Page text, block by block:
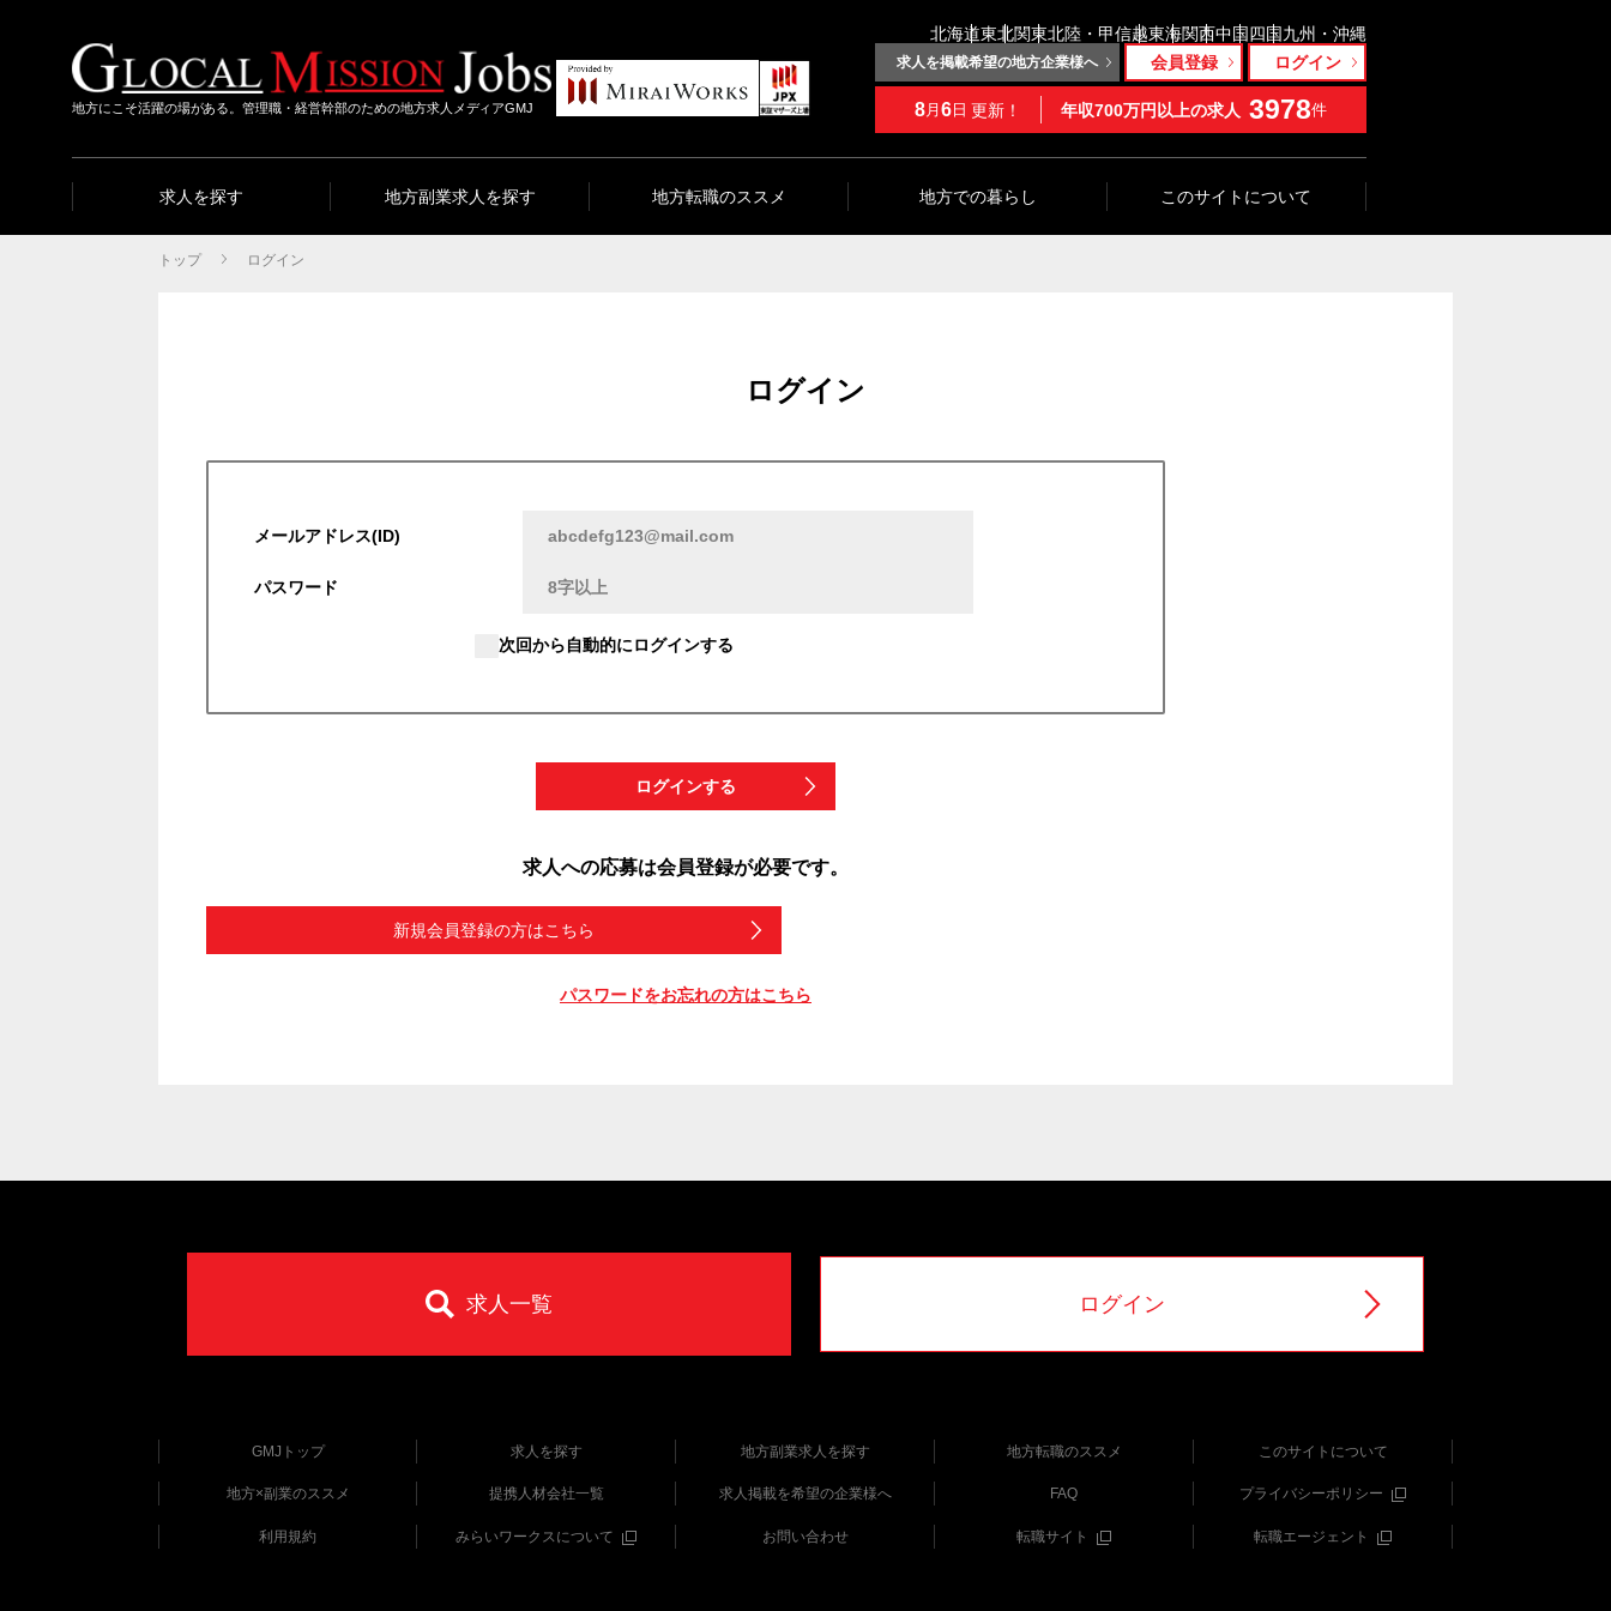
地方にこそ活躍の場がある。管理職・経営幹部のための地方求人メディアGMJ
北海道東北関東北陸・甲信越東海関西中国四国九州・沖縄
求人を掲載希望の地方企業様へ 会員登録 ログイン
8月 6日 更新！ 年収700万円以上の求人 3978件
求人を探す 地方副業求人を探す 地方転職のススメ 地方での暮らし このサイトについて
トップ ログイン
ログイン
メールアドレス(ID)
パスワード
次回から自動的にログインする
ログインする
求人への応募は会員登録が必要です。
新規会員登録の方はこちら
パスワードをお忘れの方はこちら
求人一覧 ログイン
GMJトップ 求人を探す 地方副業求人を探す 地方転職のススメ このサイトについて
地方×副業のススメ 提携人材会社一覧 求人掲載を希望の企業様へ FAQ プライバシーポリシー
利用規約 みらいワークスについて お問い合わせ 転職サイト 転職エージェント